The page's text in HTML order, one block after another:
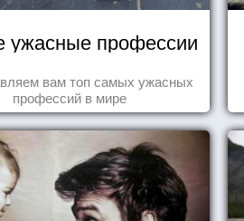
профессии
вам топ самых ужасных
профессий в мире